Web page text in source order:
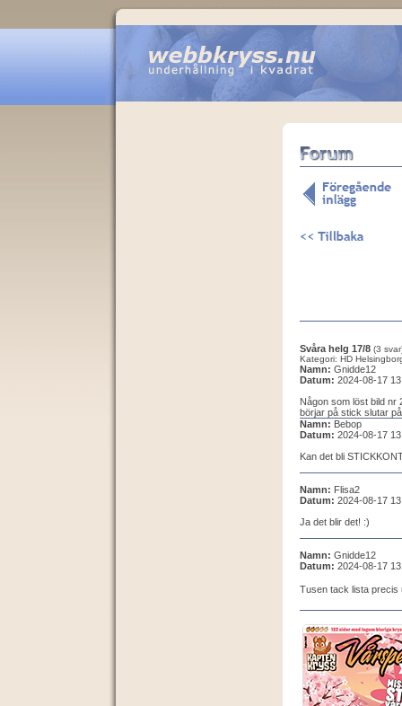
Svåra helg 17/8 (3
Kategori: HD
Namn: Gnidde12
Datum: 2024-08-17
Någon som löst bild nr
börjar på stick slutar
Namn: Bebop
Datum: 2024-08-17
Kan det bli
Namn: Flisa2
Datum: 2024-08-17
Ja det blir det! :)
Namn: Gnidde12
Datum: 2024-08-17
Tusen tack lista precis